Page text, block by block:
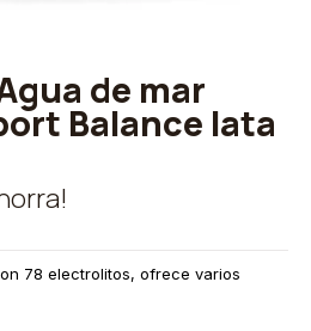
de mar
Balance lata
78 electrolitos, ofrece varios